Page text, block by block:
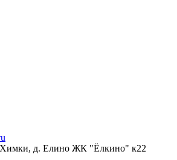
Химки, д. Елино ЖК "Ёлкино" к22